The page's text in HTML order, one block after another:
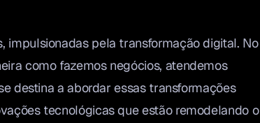
impulsionadas pela transformação digital. No
como fazemos negócios, atendemos
destina a abordar essas transformações
tecnológicas que estão remodelando o